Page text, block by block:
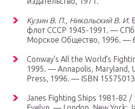
Кузин В. П., Никольский В. И.
флот СССР 1945-1991. —
Морское Общество, 1996. —
Conway’s All the World’s
1995. — Annapolis, Maryland,
Press, 1996. — ISBN
Janes Fighting Ships 1981-82 /